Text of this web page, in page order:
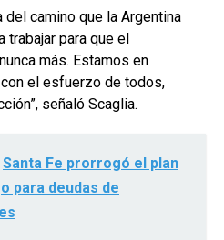
del camino que la Argentina
trabajar para que el
más. Estamos en
el esfuerzo de todos,
señaló Scaglia.
Santa Fe prorrogó el plan
para deudas de